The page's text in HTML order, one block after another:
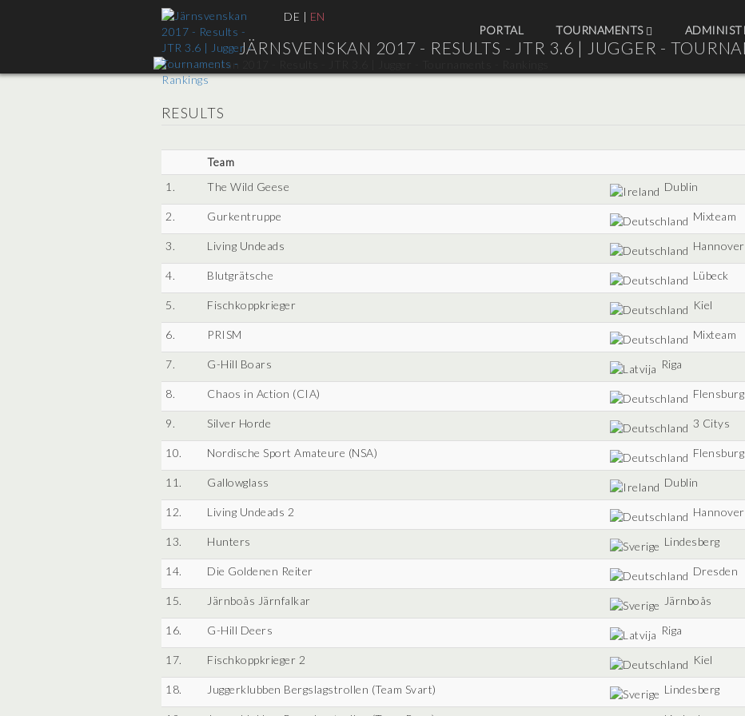
DE | EN
PORTAL
TOURNAMENTS
JÄRNSVENSKAN 2017 - RESULTS - JTR 3.6 | JUGGER -
RESULTS
Team
1.
The Wild Geese Dublin
2. Gurkentruppe Mixteam
3. Living Undeads Hannover
4. Blutgrätsche Lübeck
5. Fischkoppkrieger Kiel
6. PRISM Mixteam
7. G-Hill Boars Riga
8. Chaos in Action (CIA) Flensburg
9. Silver Horde 3 Citys
10. Nordische Sport Amateure (NSA) Flensburg
11. Gallowglass Dublin
12. Living Undeads 2 Hannover
13. Hunters Lindesberg
14. Die Goldenen Reiter Dresden
15. Järnboås Järnfalkar Järnboås
16. G-Hill Deers Riga
17. Fischkoppkrieger 2 Kiel
18. Juggerklubben Bergslagstrollen (Team Svart) Lindesberg